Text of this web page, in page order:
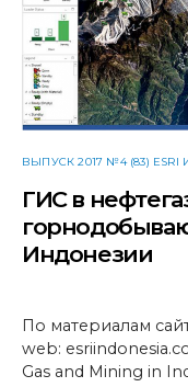
ВЫПУСК 2017 №4 (83) ESRI И
ГИС в
Индонезии
По материалам
web:
Gas and Mining in